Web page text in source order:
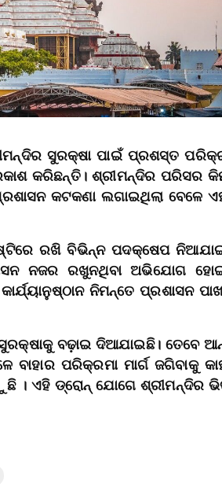
ସୁରକ୍ଷା ପାଇଁ ପ୍ରଶସ୍ତ
କରିଛନ୍ତି। ଶ୍ରୀମନ୍ଦିର ପରିସର
କଟକଣା ଲଗାଇଥିଲା ବେଳେ
ରଖି ବିଭିନ୍ନ ପଦକ୍ଷେପ
ନଜର ରଖୁନଥିବା ଅଭିଯୋଗ
ନିମନ୍ତେ ପ୍ରଶାସନ
ବଢ଼ାଇ ଦିଆଯାଇଛି। ତେବେ
ପରିକ୍ରମା ମାର୍ଗ ଜଗିବାକୁ
। ଏହି ଡ୍ରୋନ୍ ଯୋଗେ ଶ୍ରୀମନ୍ଦିର